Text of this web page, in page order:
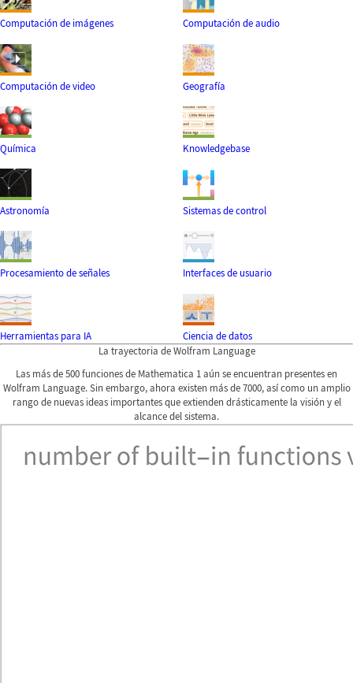
Computación de imágenes Computación de audio
Computación de video Geografía
Química Knowledgebase
Astronomía Sistemas de control
Procesamiento de señales Interfaces de usuario
Herramientas para IA
Ciencia de datos
La trayectoria de Wolfram Language
Las más de 500 funciones de Mathematica 1 aún se encuentran presentes en
Wolfram Language. Sin embargo, ahora existen más de 7000, así como un amplio
rango de nuevas ideas importantes que extienden drásticamente la visión y el
alcance del sistema.